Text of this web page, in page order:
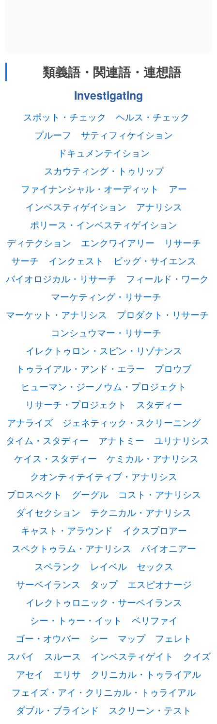
類義語・関連語・連想語
Investigating
スポット・チェック
ヘルス・チェック
プルーフ
サティフィケイション
ドキュメンテイション
スカウティング・トゥリップ
ファイナンシャル・オーディット
アー
インベスティゲイション
アナリシス
ポリース・インベスティゲイション
ディテクション
エンクワイアリー
リサーチ
サーチ
インクェスト
ビッグ・サイエンス
バイオロジカル・リサーチ
フィールド・ワーク
マーケティング・リサーチ
マーケット・アナリシス
プロダクト・リサーチ
コンシュウマー・リサーチ
イレクトゥロン・スピン・リゾナンス
トゥライアル・アンド・エラー
プロウブ
ヒューマン・ジーノウム・プロジェクト
リサーチ・プロジェクト
スタディー
アナライズ
ジェネティック・スクリーニング
タイム・スタディー
アナトミー
ユリナリシス
ケイス・スタディー
ケミカル・アナリシス
クオンティテイティブ・アナリシス
プロスペクト
グーグル
コスト・アナリシス
ダイセクション
テクニカル・アナリシス
キャスト・アラウンド
イクスプロアー
スペクトゥラム・アナリシス
パイオニアー
スペランク
レイベル
セックス
サーベイランス
タップ
エスピオナージ
イレクトゥロニック・サーベイランス
シー・トゥー・イット
ベリファイ
ゴー・オウバー
シー マップ
フェレト
スパイ
スルース インベスティゲイト
クイズ
アセイ
エリサ
クリニカル・トゥライアル
フェイズ・アイ・クリニカル・トゥライアル
ダブル・ブラインド
スクリーン・テスト